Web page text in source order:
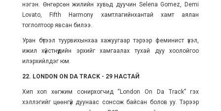
нэгэн. Өнгөрсөн жилийн хувьд дуучин Selena Gomez, Demi
Lovato, Fifth Harmony хамтлагийнхантай хамт аялан
тоглолтоор явсан билээ.
Уран бүтээл туурвихынхаа хажуугаар тэрээр феминист үзэл,
ижил хүйстнүүдийн эрхийг хамгаалах тухай дуу хоолойгоо
илэрхийлдэг юм.
22. LONDON ON DA TRACK - 29 НАСТАЙ
Хип хоп хөгжим сонирхогчид “London On Da Track” гэх
хэллэгийг цөөнгүй дуунаас сонсож байсан болов уу. Тэрээр